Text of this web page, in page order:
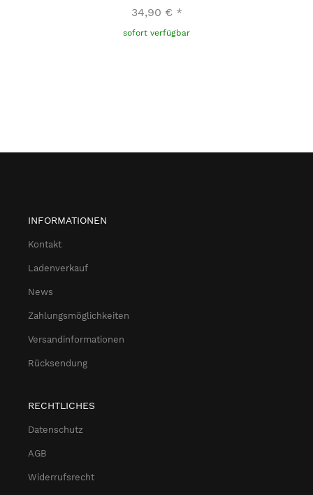
34,90 € *
sofort verfügbar
INFORMATIONEN
Kontakt
Ladenverkauf
News
Zahlungsmöglichkeiten
Versandinformationen
Rücksendung
RECHTLICHES
Datenschutz
AGB
Widerrufsrecht